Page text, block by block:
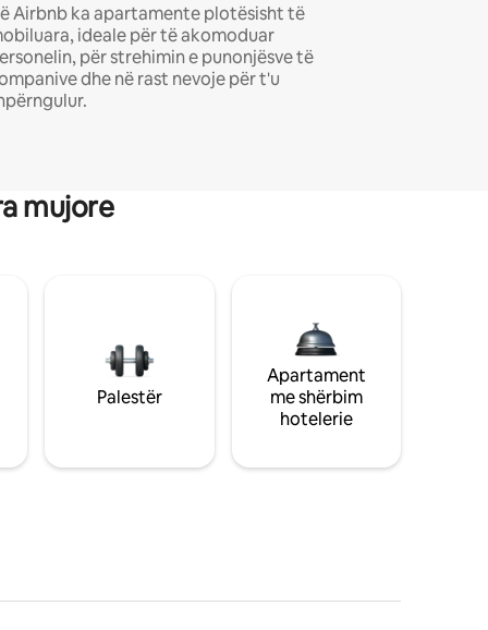
Airbnb ka apartamente plotësisht të
ideale për të akomoduar
për strehimin e punonjësve të
dhe në rast nevoje për t'u
mujore
Palestër
Apartament
me shërbim
hotelerie